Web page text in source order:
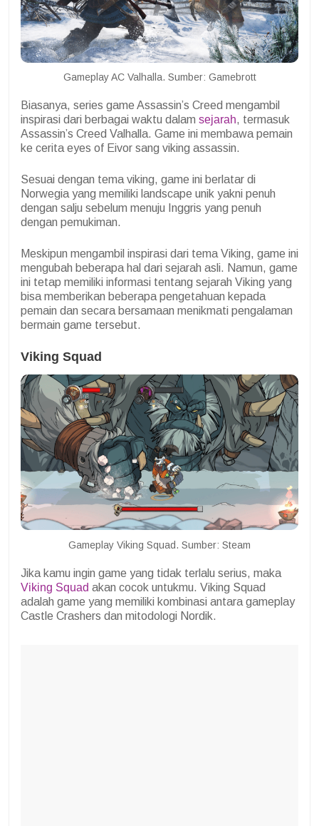
Gameplay AC Valhalla. Sumber: Gamebrott
Biasanya, series game Assassin’s Creed mengambil
inspirasi dari berbagai waktu dalam sejarah, termasuk
Assassin’s Creed Valhalla. Game ini membawa pemain
ke cerita eyes of Eivor sang viking assassin.
Sesuai dengan tema viking, game ini berlatar di
Norwegia yang memiliki landscape unik yakni penuh
dengan salju sebelum menuju Inggris yang penuh
dengan pemukiman.
Meskipun mengambil inspirasi dari tema Viking, game ini
mengubah beberapa hal dari sejarah asli. Namun, game
ini tetap memiliki informasi tentang sejarah Viking yang
bisa memberikan beberapa pengetahuan kepada
pemain dan secara bersamaan menikmati pengalaman
bermain game tersebut.
Viking Squad
Gameplay Viking Squad. Sumber: Steam
Jika kamu ingin game yang tidak terlalu serius, maka
Viking Squad akan cocok untukmu. Viking Squad
adalah game yang memiliki kombinasi antara gameplay
Castle Crashers dan mitodologi Nordik.